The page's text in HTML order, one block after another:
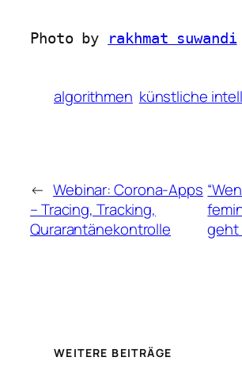
Photo by rakhmat suwandi
algorithmen künstliche
← Webinar: Corona-Apps
– Tracing, Tracking,
Qurarantänekontrolle
geht
WEITERE BEITRÄGE